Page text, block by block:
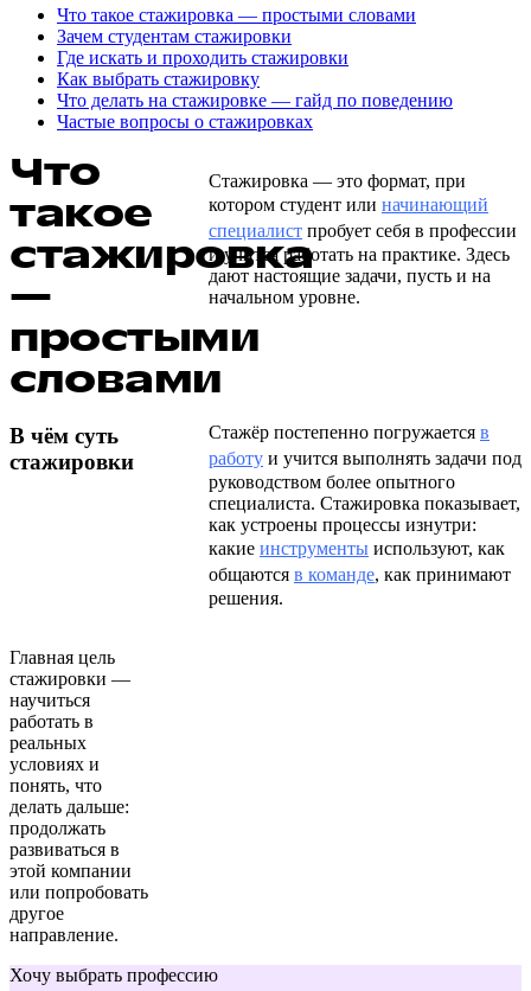
Что такое стажировка — простыми словами
Зачем студентам стажировки
Где искать и проходить стажировки
Как выбрать стажировку
Что делать на стажировке — гайд по поведению
Частые вопросы о стажировках
Что
такое
стажировка
—
простыми
словами
Стажировка — это формат, при
котором студент или начинающий
специалист пробует себя в профессии
и учится работать на практике. Здесь
дают настоящие задачи, пусть и на
начальном уровне.
В чём суть
стажировки
Стажёр постепенно погружается в
работу и учится выполнять задачи под
руководством более опытного
специалиста. Стажировка показывает,
как устроены процессы изнутри:
какие инструменты используют, как
общаются в команде, как принимают
решения.
Главная цель
стажировки —
научиться
работать в
реальных
условиях и
понять, что
делать дальше:
продолжать
развиваться в
этой компании
или попробовать
другое
направление.
Хочу выбрать профессию